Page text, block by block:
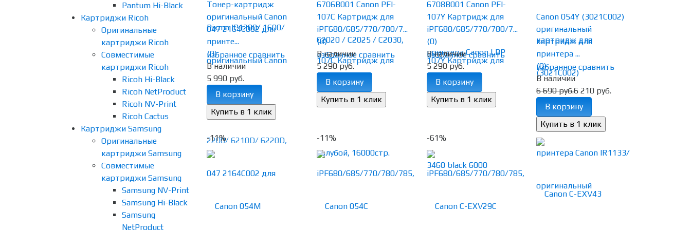
Pantum Hi-Black
Картриджи Ricoh
Оригинальные
картриджи Ricoh
Совместимые
картриджи Ricoh
Ricoh Hi-Black
Ricoh NetProduct
Ricoh NV-Print
Ricoh Cactus
Картриджи Samsung
Оригинальные
картриджи Samsung
Совместимые
картриджи Samsung
Samsung NV-Print
Samsung Hi-Black
Samsung
NetProduct
избранное сравнить
Тонер-картридж
оригинальный Canon
047 2164C002 для
принте...
(0)
В наличии
5 990 руб.
В корзину
избранное сравнить
6706B001 Canon PFI-
107C Картридж для
iPF680/685/770/780/7...
(0)
В наличии
5 290 руб.
В корзину
избранное сравнить
6708B001 Canon PFI-
107Y Картридж для
iPF680/685/770/780/7...
(0)
В наличии
5 290 руб.
В корзину
избранное сравнить
Canon 054Y (3021C002)
оригинальный
картридж для
принтера ...
(0)
В наличии
6 690 руб.6 210 руб.
В корзину
-11% -11% -61%